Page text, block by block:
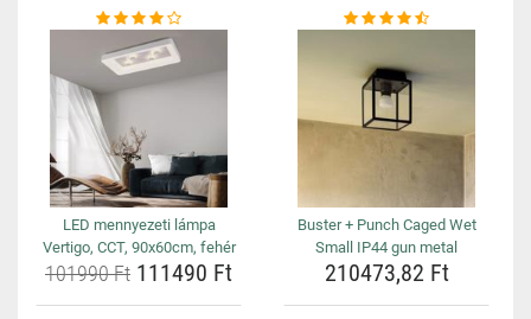
LED mennyezeti lámpa
Vertigo, CCT, 90x60cm, fehér
101990 Ft 111490 Ft
Buster + Punch Caged Wet
Small IP44 gun metal
210473,82 Ft